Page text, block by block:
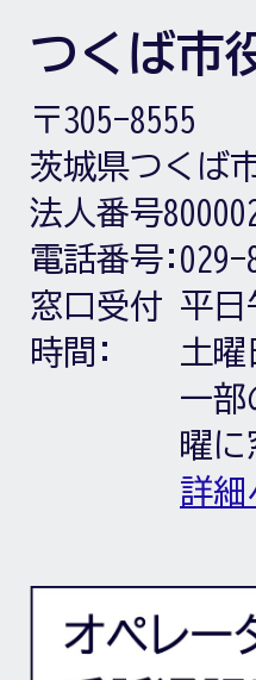
つくば市
〒305-8555
茨城県つくば
法人番号
電話番号: 029-
窓口受付
時間:
平日
土曜
一部
曜
詳細